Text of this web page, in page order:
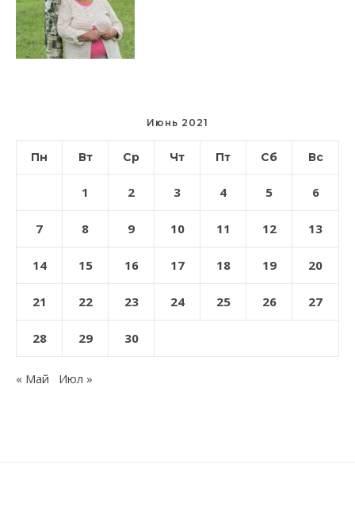
Июнь 2021
Пн Вт Ср Чт Пт Сб Вс
1 2 3 4 5 6
7 8 9 10 11 12 13
14 15 16 17 18 19 20
21 22 23 24 25 26 27
28 29 30
« Май Июл »